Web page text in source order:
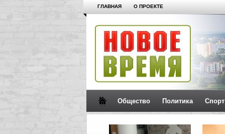
ГЛАВНАЯ О ПРОЕКТЕ
Общество Политика Спорт